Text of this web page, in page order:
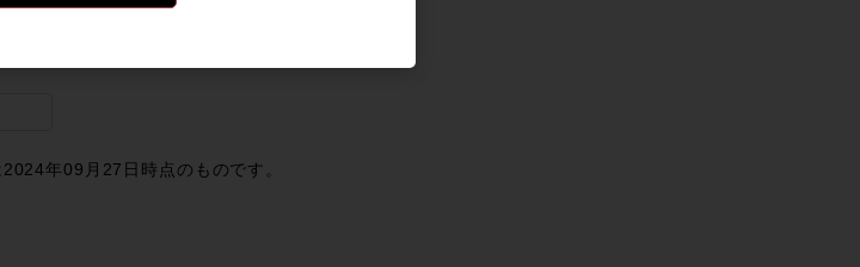
年09月27日時点のものです。